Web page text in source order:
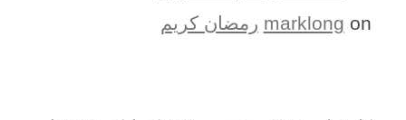
marklong on رمضان کریم